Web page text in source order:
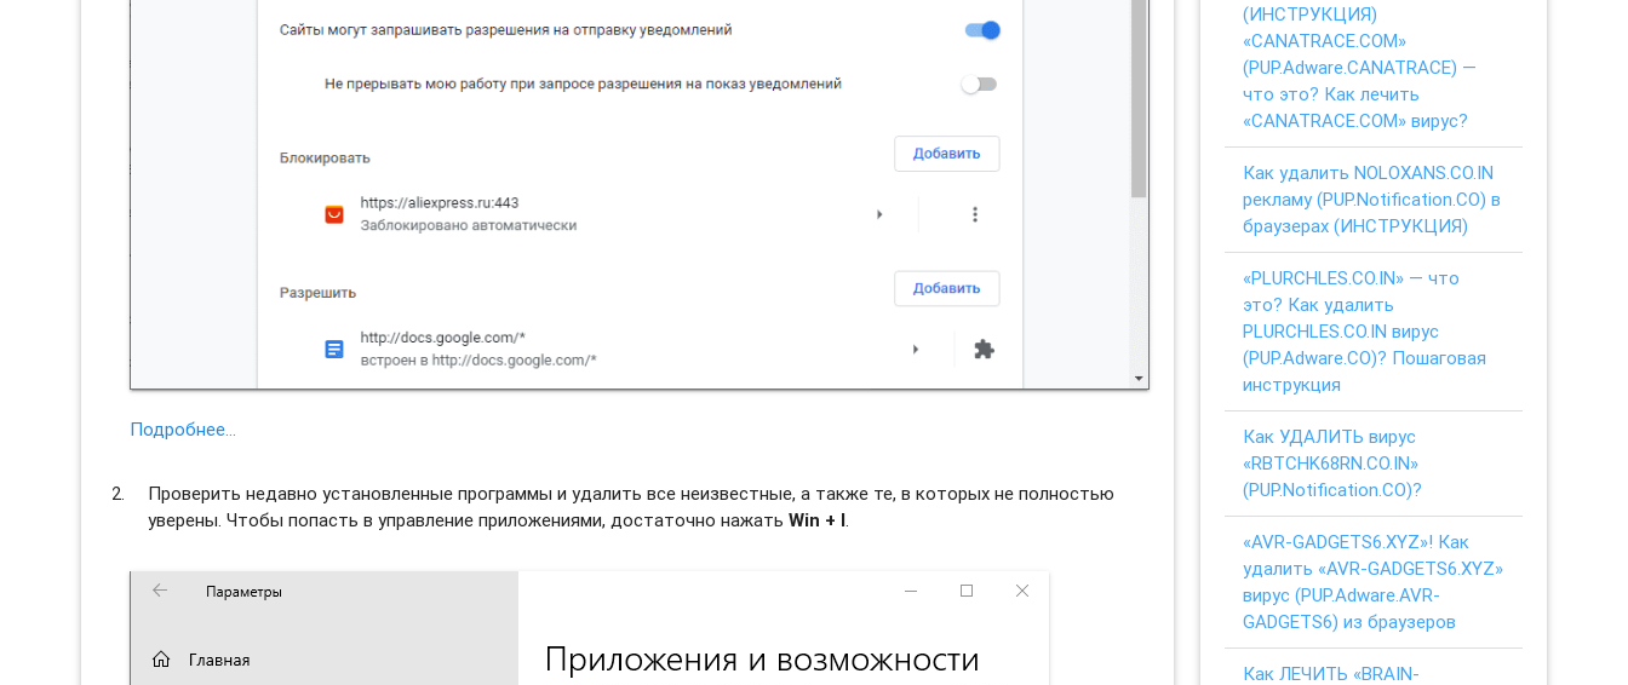
Подробнее…
Проверить недавно установленные программы и удалить все неизвестные, а также те, в которых не полностью
уверены. Чтобы попасть в управление приложениями, достаточно нажатьWin + I
(ИНСТРУКЦИЯ)
«CANATRACE.COM»
(PUP.Adware.CANATRACE) —
что это? Как лечить
«CANATRACE.COM» вирус?
Как удалить NOLOXANS.CO.IN
рекламу (PUP.Notification.CO) в
браузерах (ИНСТРУКЦИЯ)
«PLURCHLES.CO.IN» — что
это? Как удалить
PLURCHLES.CO.IN вирус
(PUP.Adware.CO)? Пошаговая
инструкция
Как УДАЛИТЬ вирус
«RBTCHK68RN.CO.IN»
(PUP.Notification.CO)?
«AVR-GADGETS6.XYZ»! Как
удалить «AVR-GADGETS6.XYZ»
вирус (PUP.Adware.AVR-
GADGETS6) из браузеров
Как ЛЕЧИТЬ «BRAIN-